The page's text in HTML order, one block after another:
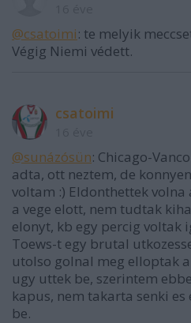
@csatoimi: te melyik
Végig Niemi védett.
csatoimi
@sunázósün: Chicago-
adta, ott neztem, de
voltam :) Eldonthettek volna
a vege elott, nem tudtak
elonyt, kb egy percig voltak
Toews-t egy brutal
utolso golnal meg elloptak
ugy uttek be, szerintem
kapus, nem takarta senki
be.